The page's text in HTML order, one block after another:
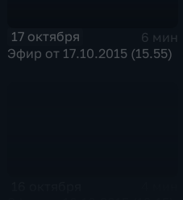
17 октября
6 мин
Эфир от 17.10.2015 (15.55)